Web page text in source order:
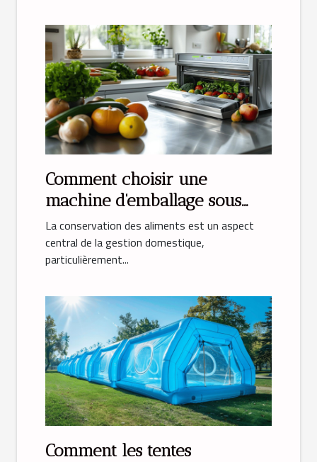
Comment choisir une
machine d'emballage sous
vide idéale pour la maison
La conservation des aliments est un aspect
central de la gestion domestique,
particulièrement...
Comment les tentes